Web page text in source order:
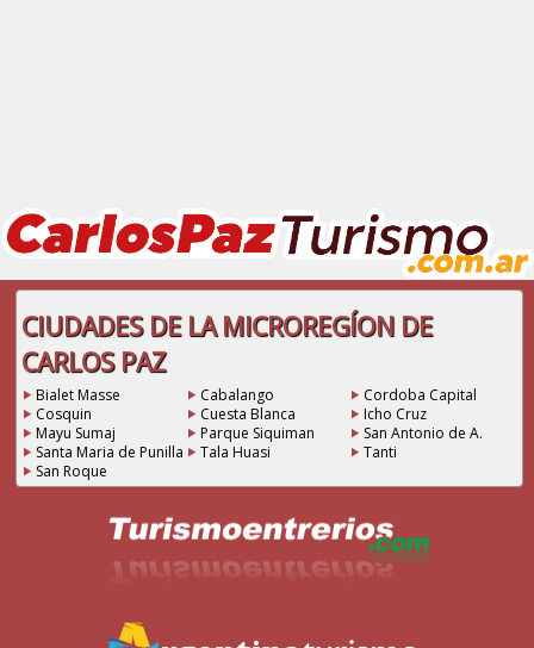
CIUDADES DE LA MICROREGÍON DE
CARLOS PAZ
Bialet Masse Cabalango
Cordoba Capital
Cosquin
Cuesta Blanca
Icho Cruz
Mayu Sumaj
Parque Siquiman
San Antonio de A.
Santa Maria de Punilla
Tala Huasi
Tanti
San Roque